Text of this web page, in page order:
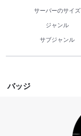
サーバーのサイズ
ジャンル
サブジャンル
バッジ